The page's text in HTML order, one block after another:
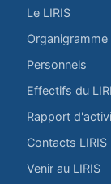
Le LIRIS
Organigramme
Personnels
Effectifs du
Rapport
Contacts LIRIS
Venir au LIRIS